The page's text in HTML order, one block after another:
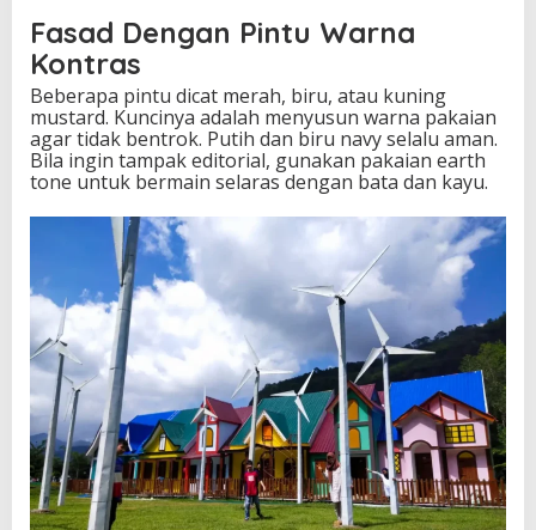
Fasad Dengan Pintu Warna
Kontras
Beberapa pintu dicat merah, biru, atau kuning
mustard. Kuncinya adalah menyusun warna pakaian
agar tidak bentrok. Putih dan biru navy selalu aman.
Bila ingin tampak editorial, gunakan pakaian earth
tone untuk bermain selaras dengan bata dan kayu.